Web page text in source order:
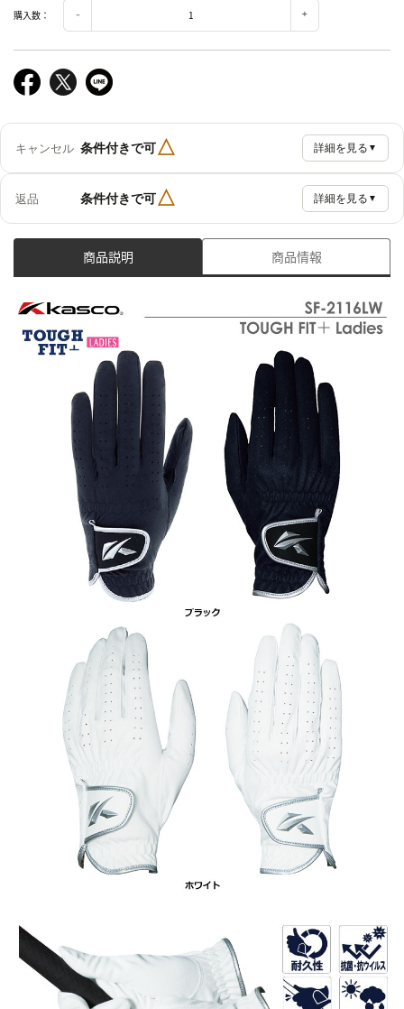
購入数：
キャンセル 条件付きで可△ 詳細を見る ▼
返品 条件付きで可△ 詳細を見る ▼
商品説明 商品情報